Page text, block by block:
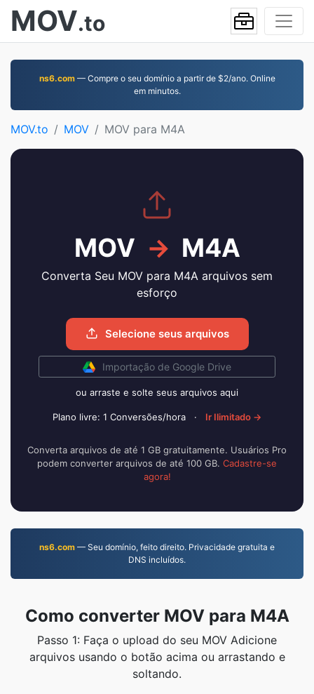
MOV.to
ns6.com— Compre o seu domínio a partir de $2/ano. Online
em minutos.
MOV.to MOV MOV para M4A
MOV → M4A
Converta Seu MOV para M4A arquivos sem
esforço
Selecione seus arquivos
Importação de Google Drive
ou arraste e solte seus arquivos aqui
Plano livre: 1 Conversões/hora · Ir Ilimitado →
Converta arquivos de até 1 GB gratuitamente. Usuários Pro
podem converter arquivos de até 100 GB. Cadastre-se
agora!
ns6.com — Seu domínio, feito direito. Privacidade gratuita e
DNS incluídos.
Como converter MOV para M4A
Passo 1: Faça o upload do seu MOV Adicione
arquivos usando o botão acima ou arrastando e
soltando.